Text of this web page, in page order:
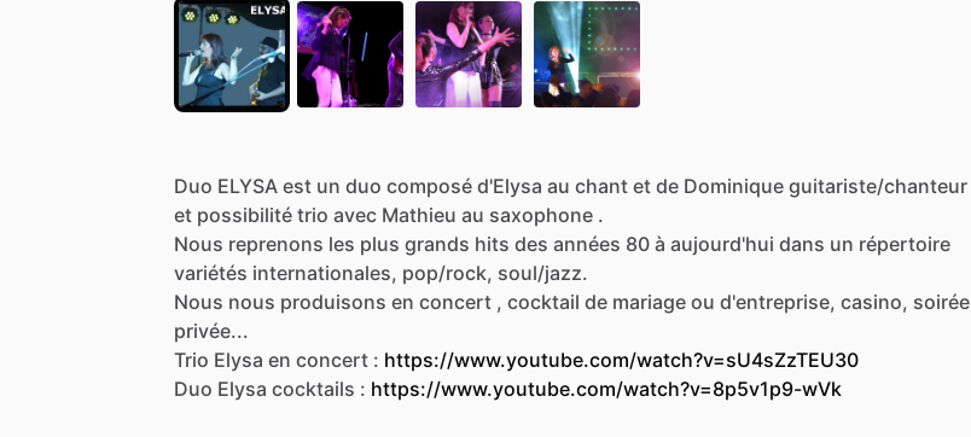
Duo ELYSA est un duo composé d'Elysa au chant et de Dominique guitariste​/​chanteur
et possibilité trio avec Mathieu au saxophone .
Nous reprenons les plus grands hits des années 80 à aujourd'hui dans un répertoire
variétés internationales, pop​/​rock, soul​/​jazz.
Nous nous produisons en concert , cocktail de mariage ou d'entreprise, casino, soirée
privée...
Trio Elysa en concert : https://www.youtube.com/watch?v=sU4sZzTEU30
Duo Elysa cocktails : https://www.youtube.com/watch?v=8p5v1p9-wVk